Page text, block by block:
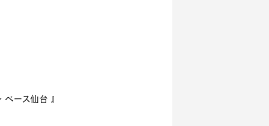
ース仙台 』